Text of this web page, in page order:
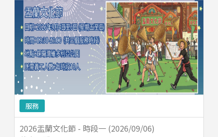
服務
2026盂蘭文化節 - 時段一 (2026/09/06)